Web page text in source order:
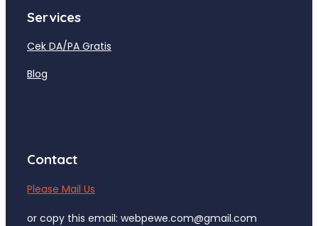
Services
Cek DA/PA Gratis
Blog
Contact
Please Mail Us
or copy this email: webpewe.com@gmail.com